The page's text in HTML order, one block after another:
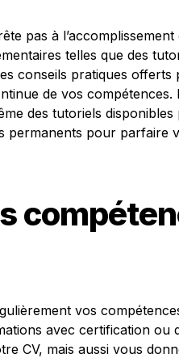
pas à l’accomplissement
telles que des
conseils pratiques offerts
de vos compétences.
des tutoriels
permanents pour parfaire
vos
avec certification ou
CV, mais aussi vous